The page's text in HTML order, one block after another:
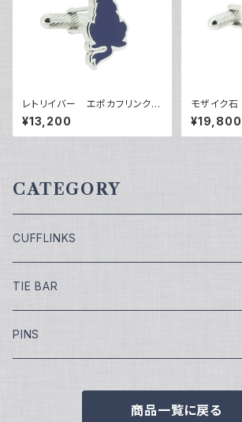
レトリイバー エポカフリンク
ス VQC-1010
¥13,200
モザイク
C-1502
¥19,800
CATEGORY
CUFFLINKS
￥7,700
￥9,900
TIE BAR
￥4,400
PINS
商品一覧に戻る